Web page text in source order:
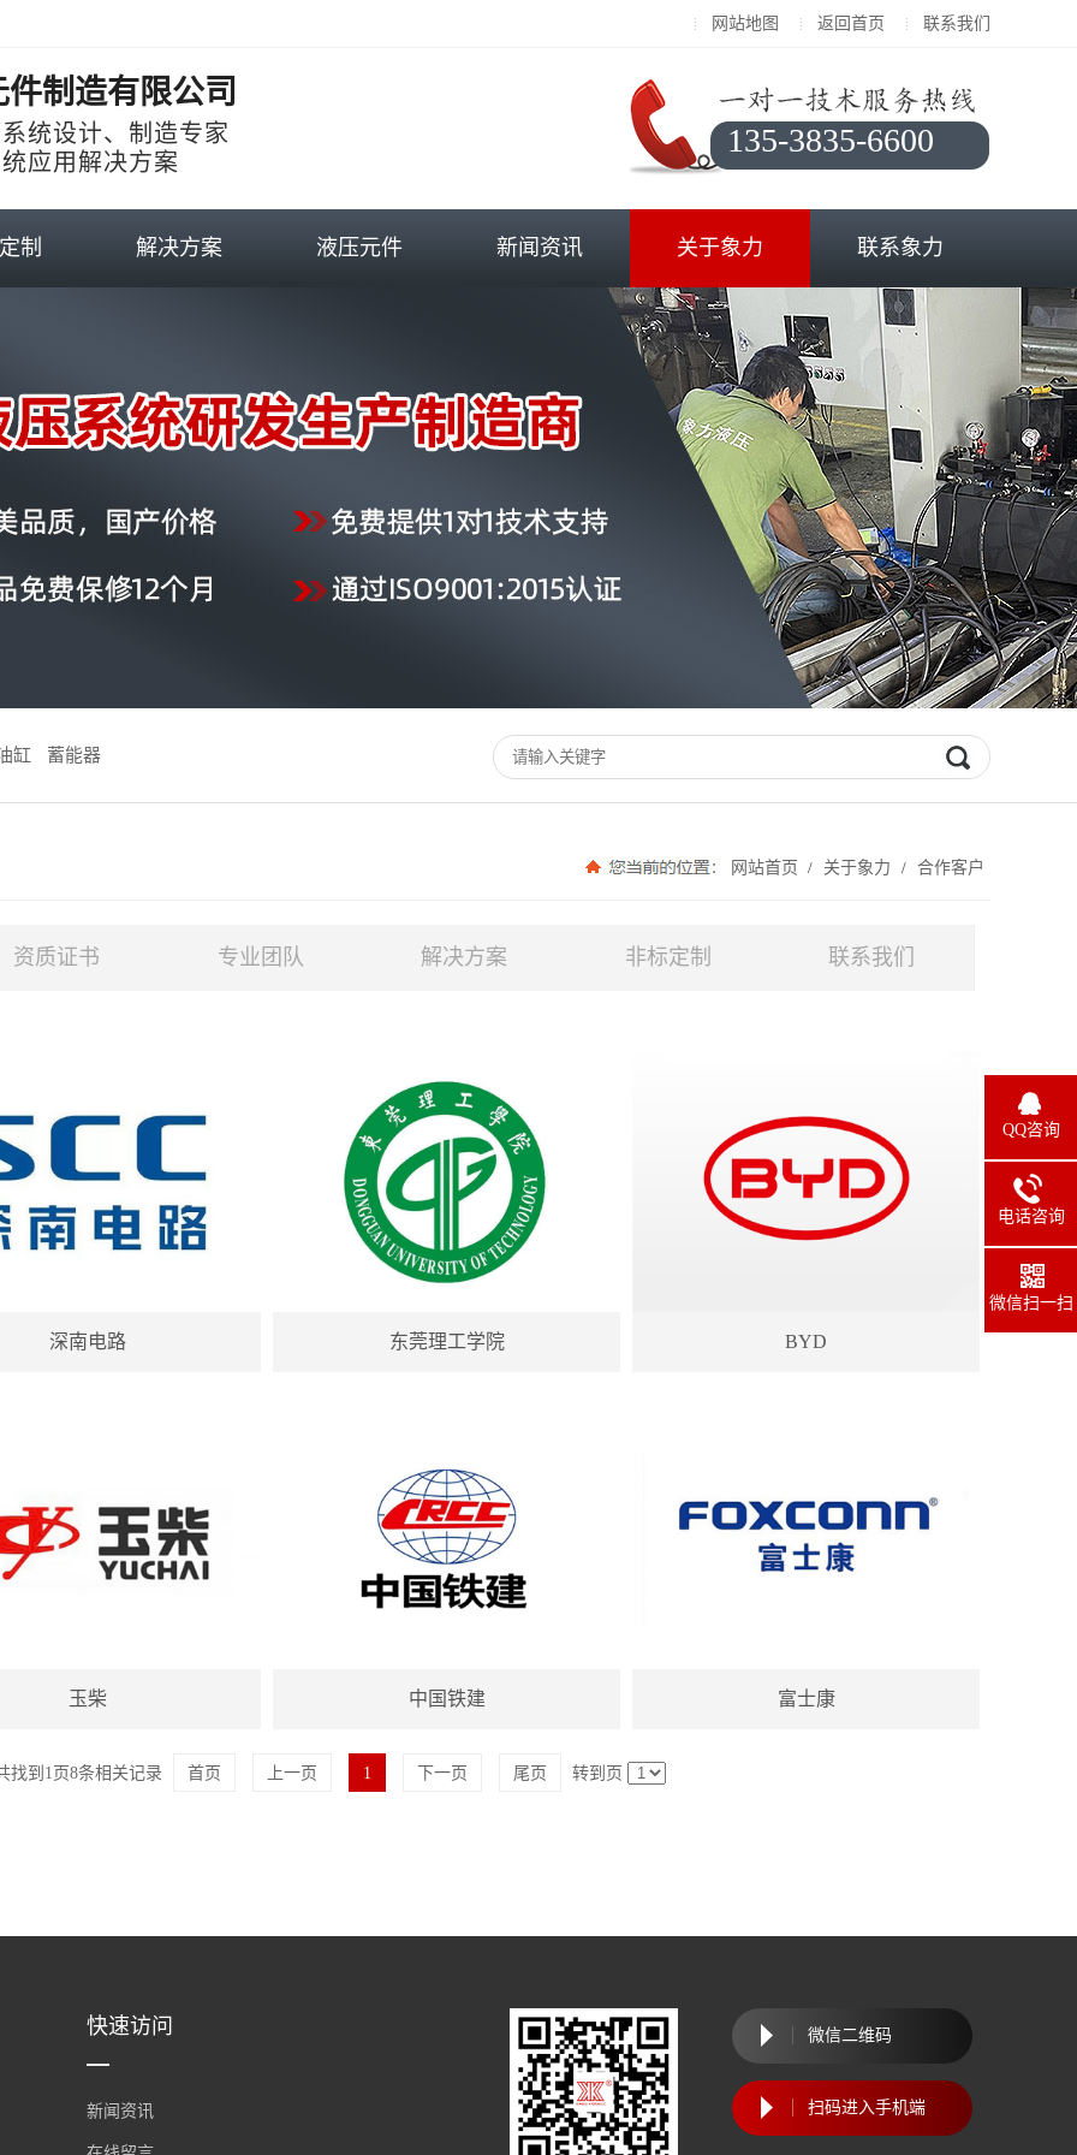
网站地图 返回首页 联系我们
制造有限公司
统设计、制造专家
应用解决方案
135-3835-6600
制 解决方案 液压元件 新闻资讯 关于象力 联系象力
缸 蓄能器
网站首页 / 关于象力 / 合作客户
资质证书 专业团队 解决方案 非标定制 联系我们
深南电路 东莞理工学院 BYD
玉柴 中国铁建 富士康
找到 1 页8条相关记录 首页 上一页 1 下一页 尾页 转到页
快速访问
新闻资讯
微信二维码
扫码进入手机端
QQ咨询
电话咨询
9638
微信扫一扫